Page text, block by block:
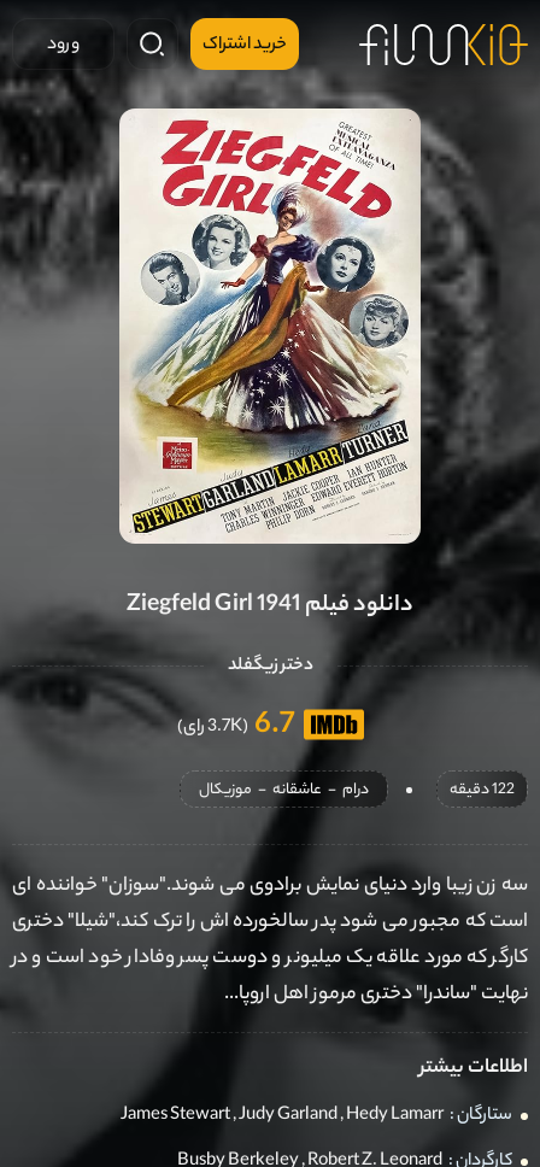
خرید اشتراک ورود
دانلود فیلم Ziegfeld Girl 1941
دختر زیگفلد
6.7 (3.7K رای)
122 دقیقه درام - عاشقانه - موزیکال
سه زن زیبا وارد دنیای نمایش برادوی می شوند."سوزان" خواننده ای
است که مجبور می شود پدر سالخورده اش را ترک کند،"شیلا" دختری
کارگر که مورد علاقه یک میلیونر و دوست پسر وفادار خود است و در
نهایت "ساندرا" دختری مرموز اهل اروپا...
اطلاعات بیشتر
ستارگان : James Stewart,Judy Garland,Hedy Lamarr